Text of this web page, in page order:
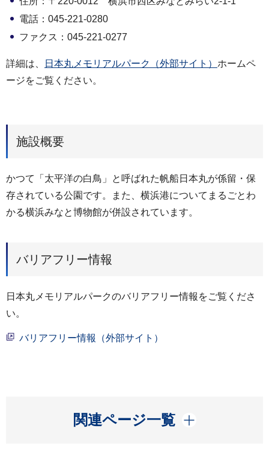
電話：045-221-0280
ファクス：045-221-0277
詳細は、 日本丸メモリアルパーク（外部サイト） ホームペ
ージをご覧ください。
施設概要
かつて「太平洋の白鳥」と呼ばれた帆船日本丸が係留・保
存されている公園です。また、横浜港についてまるごとわ
かる横浜みなと博物館が併設されています。
バリアフリー情報
日本丸メモリアルパークのバリアフリー情報をご覧くださ
い。
バリアフリー情報（外部サイト）
関連ページ一覧
開く